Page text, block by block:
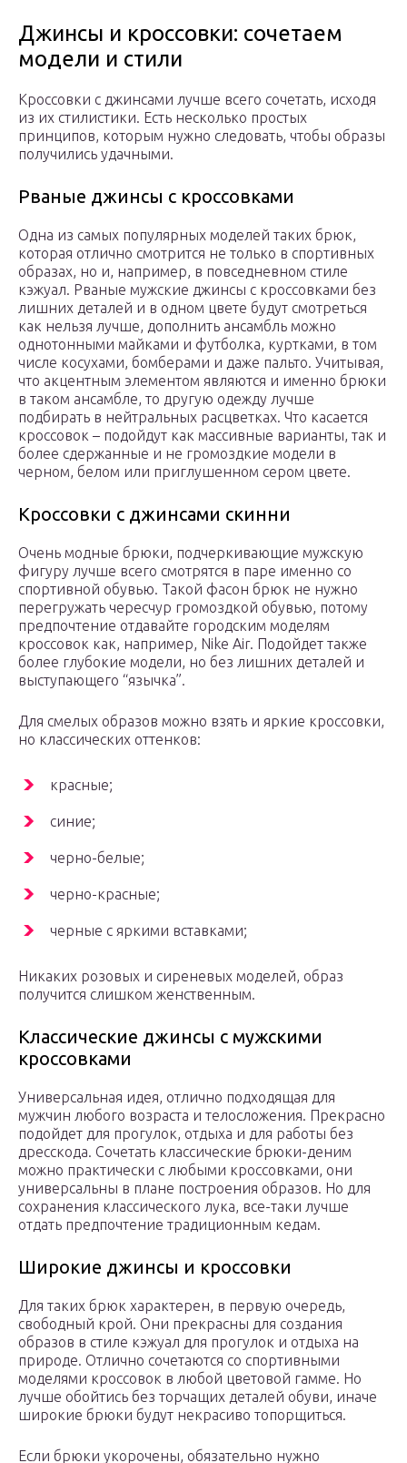
Джинсы и кроссовки: сочетаем
модели и стили
Кроссовки с джинсами лучше всего сочетать, исходя
из их стилистики. Есть несколько простых
принципов, которым нужно следовать, чтобы образы
получились удачными.
Рваные джинсы с кроссовками
Одна из самых популярных моделей таких брюк,
которая отлично смотрится не только в спортивных
образах, но и, например, в повседневном стиле
кэжуал. Рваные мужские джинсы с кроссовками без
лишних деталей и в одном цвете будут смотреться
как нельзя лучше, дополнить ансамбль можно
однотонными майками и футболка, куртками, в том
числе косухами, бомберами и даже пальто. Учитывая,
что акцентным элементом являются и именно брюки
в таком ансамбле, то другую одежду лучше
подбирать в нейтральных расцветках. Что касается
кроссовок – подойдут как массивные варианты, так и
более сдержанные и не громоздкие модели в
черном, белом или приглушенном сером цвете.
Кроссовки с джинсами скинни
Очень модные брюки, подчеркивающие мужскую
фигуру лучше всего смотрятся в паре именно со
спортивной обувью. Такой фасон брюк не нужно
перегружать чересчур громоздкой обувью, потому
предпочтение отдавайте городским моделям
кроссовок как, например, Nike Air. Подойдет также
более глубокие модели, но без лишних деталей и
выступающего “язычка”.
Для смелых образов можно взять и яркие кроссовки,
но классических оттенков:
красные;
синие;
черно-белые;
черно-красные;
черные с яркими вставками;
Никаких розовых и сиреневых моделей, образ
получится слишком женственным.
Классические джинсы с мужскими
кроссовками
Универсальная идея, отлично подходящая для
мужчин любого возраста и телосложения. Прекрасно
подойдет для прогулок, отдыха и для работы без
дресскода. Сочетать классические брюки-деним
можно практически с любыми кроссовками, они
универсальны в плане построения образов. Но для
сохранения классического лука, все-таки лучше
отдать предпочтение традиционным кедам.
Широкие джинсы и кроссовки
Для таких брюк характерен, в первую очередь,
свободный крой. Они прекрасны для создания
образов в стиле кэжуал для прогулок и отдыха на
природе. Отлично сочетаются со спортивными
моделями кроссовок в любой цветовой гамме. Но
лучше обойтись без торчащих деталей обуви, иначе
широкие брюки будут некрасиво топорщиться.
Если брюки укорочены, обязательно нужно